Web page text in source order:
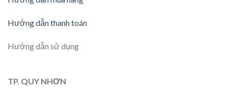
Hướng dẫn thanh toán
Hướng dẫn sử dụng
TP. QUY NHƠN